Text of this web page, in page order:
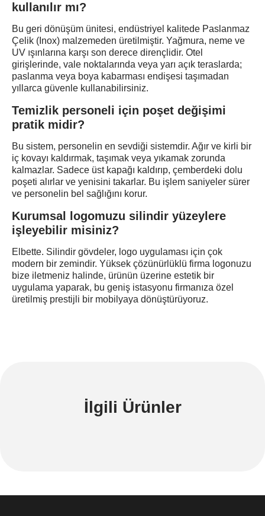
kullanılır mı?
Bu geri dönüşüm ünitesi, endüstriyel kalitede Paslanmaz
Çelik (Inox) malzemeden üretilmiştir. Yağmura, neme ve
UV ışınlarına karşı son derece dirençlidir. Otel
girişlerinde, vale noktalarında veya yarı açık teraslarda;
paslanma veya boya kabarması endişesi taşımadan
yıllarca güvenle kullanabilirsiniz.
Temizlik personeli için poşet değişimi
pratik midir?
Bu sistem, personelin en sevdiği sistemdir. Ağır ve kirli bir
iç kovayı kaldırmak, taşımak veya yıkamak zorunda
kalmazlar. Sadece üst kapağı kaldırıp, çemberdeki dolu
poşeti alırlar ve yenisini takarlar. Bu işlem saniyeler sürer
ve personelin bel sağlığını korur.
Kurumsal logomuzu silindir yüzeylere
işleyebilir misiniz?
Elbette. Silindir gövdeler, logo uygulaması için çok
modern bir zemindir. Yüksek çözünürlüklü firma logonuzu
bize iletmeniz halinde, ürünün üzerine estetik bir
uygulama yaparak, bu geniş istasyonu firmanıza özel
üretilmiş prestijli bir mobilyaya dönüştürüyoruz.
İlgili Ürünler